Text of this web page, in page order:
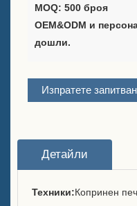
Стойка за
меню за маса
Аксесоари за бар
Кои сме ние
MOQ: 500 броя
OEM&ODM и
дошли.
Изпратете
Детайли
Техники:Копринен